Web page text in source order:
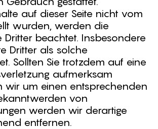
auf dieser Seite nicht vom
wurden, werden die
Dritter beachtet. Insbesondere
Dritter als solche
Sollten Sie trotzdem auf eine
aufmerksam
wir um einen entsprechenden
von
werden wir derartige
entfernen.